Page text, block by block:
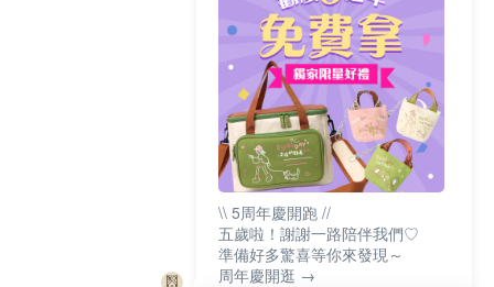
\\ 5周年慶開跑 //
五歲啦！謝謝一路陪伴我們♡
準備好多驚喜等你來發現～
周年慶開逛 →